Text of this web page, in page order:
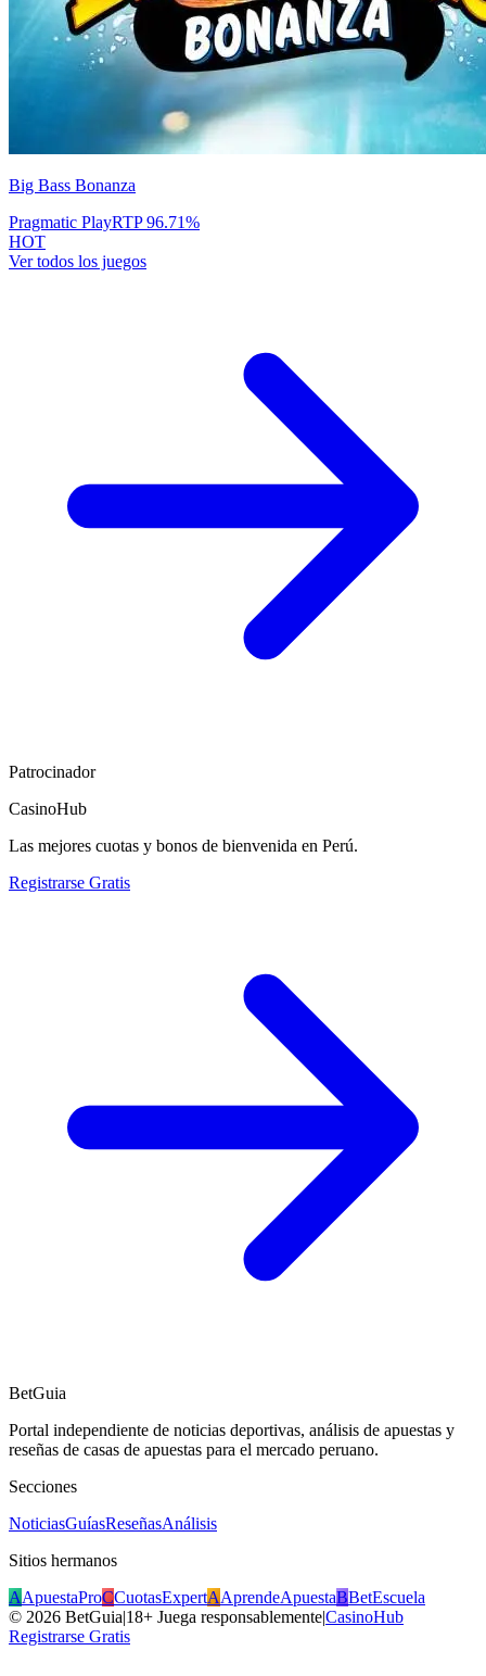
Big Bass Bonanza
Pragmatic PlayRTP96.71%
HOT
Ver todos los juegos
Patrocinador
CasinoHub
Las mejores cuotas y bonos de bienvenida en Perú.
Registrarse Gratis
BetGuia
Portal independiente de noticias deportivas, análisis de apuestas y
reseñas de casas de apuestas para el mercado peruano.
Secciones
NoticiasGuíasReseñasAnálisis
Sitios hermanos
AApuestaProCCuotasExpertAAprendeApuestaBBetEscuela
© 2026 BetGuia|18+ Juega responsablemente|CasinoHub
Registrarse Gratis